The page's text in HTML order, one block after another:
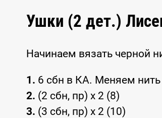
Ушки (2 дет.)
Начинаем вязать черной
1. 6 сбн в КА. Меняем
2. (2 сбн, пр) x 2 (8)
3. (3 сбн, пр) x 2 (10)